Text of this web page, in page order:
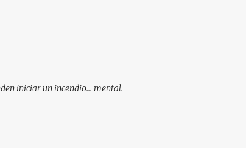
iniciar un incendio... mental.